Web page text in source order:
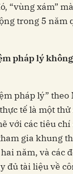
“vùng xám”
trong 5 năm
pháplýkhông
pháp lý”
tế là một
với các tiêu
gia khung
năm, và các
đủ tài liệu về